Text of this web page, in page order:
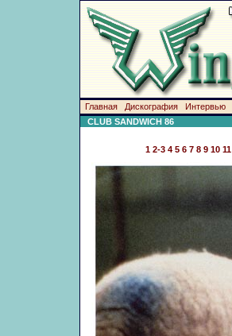
Главная Дискография Интервью
CLUB SANDWICH 86
1 2-3 4 5 6 7 8 9 10 11